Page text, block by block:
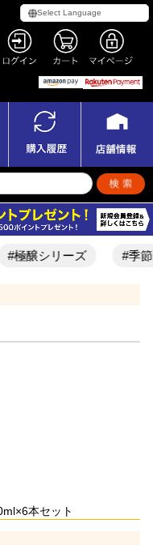
#極醸シリーズ #季節
本セット